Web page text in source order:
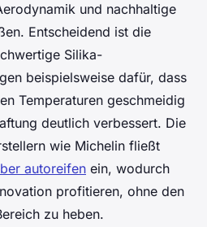
und nachhaltige
Entscheidend ist die
Silika-
beispielsweise dafür, dass
Temperaturen geschmeidig
deutlich verbessert. Die
wie Michelin fließt
autoreifen ein, wodurch
profitieren, ohne den
zu heben.